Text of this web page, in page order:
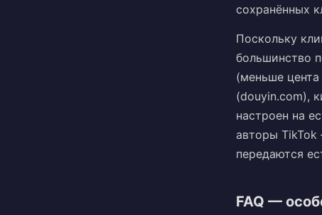
сохранённых
Поскольку
большинство
(меньше
(douyin.com),
настроен на
авторы
передаются
FAQ —